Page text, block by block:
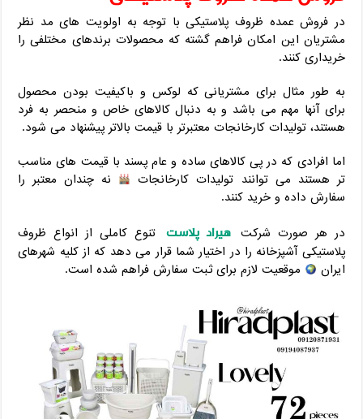
در فروش عمده ظروف پلاستیکی با توجه به اولویت های مد نظر
مشتریان این امکان فراهم گشته که محصولات برندهای مختلفی را
خریداری کنند.
به طور مثال برای مشتریانی که لوکس و باکیفیت بودن محصول
برای آنها مهم می باشد و به دنبال کالاهای خاص و منحصر به فرد
هستند، تولیدات کارخانجات معتبرتر با قیمت بالاتر پیشنهاد می شود.
اما افرادی که در پی کالاهای ساده و عام پسند با قیمت های مناسب
تر هستند می توانند تولیدات کارخانجات
نه چندان معتبر را
سفارش داده و خرید کنند.
در هر صورت شرکت هیراد پلاست تنوع کاملی از انواع ظروف
پلاستیکی آشپزخانه را در اختیار شما قرار می دهد که از کلیه شهرهای
ایران
موقعیت لازم برای ثبت سفارش فراهم شده است.